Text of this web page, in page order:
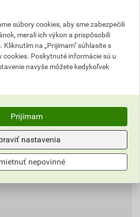
PRO sú vhodné pre
tepelné a akustické izolácie
alebo nepochôdznych
na konštrukcie stropov. V
a zároveň tuhý izolačný
PRO má okamžitý nábeh po
v celom priereze
a veľmi dobre pohlcuje
do 31.8.2026.
súbory cookies, aby sme zabezpečili
merali ich výkon a prispôsobili
Kliknutím na „Prijímam" súhlasíte s
cookies. Poskytnuté informácie sú u
navyše môžete kedykoľvek
Prijímam
nastavenia
nepovinné